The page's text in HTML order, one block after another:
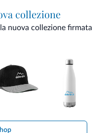
collezione
nuova collezione firmata